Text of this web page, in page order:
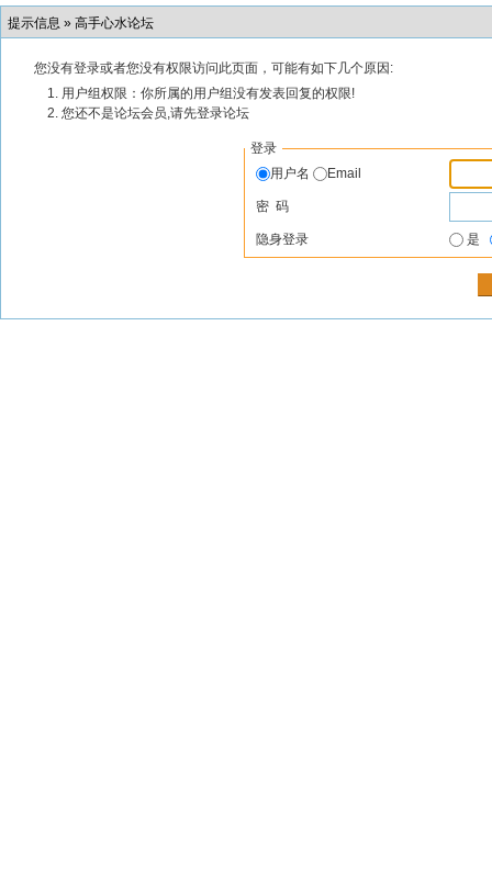
提示信息 » 高手心水论坛
您没有登录或者您没有权限访问此页面，可能有如下几个原因:
用户组权限：你所属的用户组没有发表回复的权限!
您还不是论坛会员,请先登录论坛
登录
用户名
Email
密 码
隐身登录 是